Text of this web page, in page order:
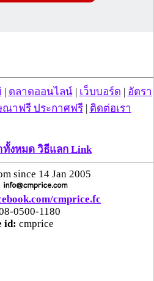
“สกุชชี่“ ของเล่นอันตราย พบไร้
ทย” กลับประเทศผ่านด่าน
นการตามกฎหมาย พบส่วนใหญ่มี
ร์
บ “e-WorkPermit” ลงทะเบียน
ตลาดออนไลน์| เว็บบอร์ด
อัตรา
ณาฟรี ประกาศฟรี| ติดต่อเรา
ทั้งหมด วิธีแลก Link
since 14 Jan 2005
cmprice.fc
0500-1180
id: cmprice